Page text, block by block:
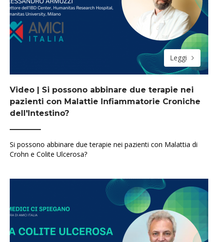
Leggi
Video | Si possono abbinare due terapie nei
pazienti con Malattie Infiammatorie Croniche
dell'Intestino?
Si possono abbinare due terapie nei pazienti con Malattia di
Crohn e Colite Ulcerosa?